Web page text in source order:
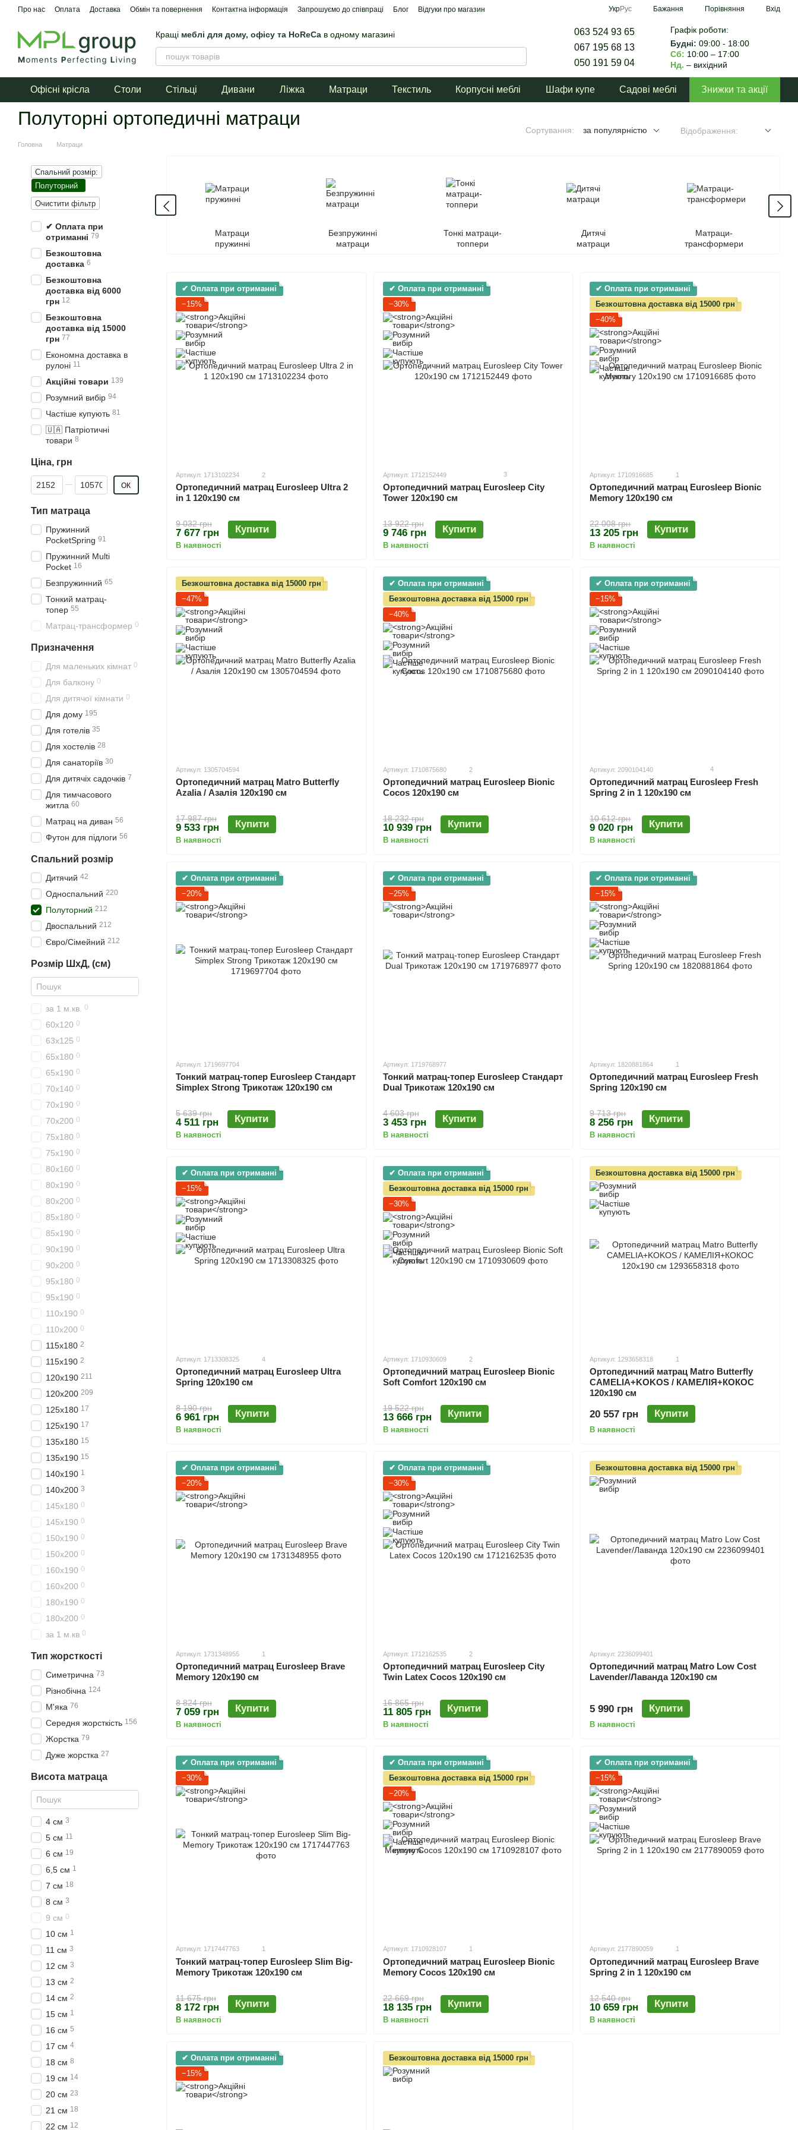
Перейти до основного контенту
Про нас Оплата Доставка Обмін та повернення Контактна інформація Запрошуємо до співпраці Блог Відгуки про магазин УкрРус Бажання Порівняння Вхід
Кращі меблі для дому, офісу та HoReCa в одному магазині
063 524 93 65
067 195 68 13
050 191 59 04
Графік роботи:
Будні: 09:00 - 18:00
Сб: 10:00 – 17:00
Нд. – вихідний
Офісні крісла Столи Стільці Дивани Ліжка Матраци Текстиль Корпусні меблі Шафи купе Садові меблі Знижки та акції
Полуторні ортопедичні матраци
Головна Матраци
Сортування: за популярністю Відображення:
Матраци
пружинні
Безпружинні
матраци
Тонкі матраци-
топпери
Дитячі
матраци
Матраци-
трансформери
✔ Оплата при отриманні
−15%
Артикул: 1713102234 2
Ортопедичний матрац Eurosleep Ultra 2
in 1 120х190 см
9 032 грн
7 677 грн Купити
В наявності
✔ Оплата при отриманні
−30%
Артикул: 1712152449 3
Ортопедичний матрац Eurosleep City
Tower 120х190 см
13 922 грн
9 746 грн Купити
В наявності
✔ Оплата при отриманні
Безкоштовна доставка від 15000 грн
−40%
Артикул: 1710916685 1
Ортопедичний матрац Eurosleep Bionic
Memory 120х190 см
22 008 грн
13 205 грн Купити
В наявності
Безкоштовна доставка від 15000 грн
−47%
Артикул: 1305704594
Ортопедичний матрац Matro Butterfly
Azalia / Азалія 120х190 см
17 987 грн
9 533 грн Купити
В наявності
✔ Оплата при отриманні
Безкоштовна доставка від 15000 грн
−40%
Артикул: 1710875680 2
Ортопедичний матрац Eurosleep Bionic
Cocos 120х190 см
18 232 грн
10 939 грн Купити
В наявності
✔ Оплата при отриманні
−15%
Артикул: 2090104140 4
Ортопедичний матрац Eurosleep Fresh
Spring 2 in 1 120х190 см
10 612 грн
9 020 грн Купити
В наявності
✔ Оплата при отриманні
−20%
Артикул: 1719697704
Тонкий матрац-топер Eurosleep Стандарт
Simplex Strong Трикотаж 120х190 см
5 639 грн
4 511 грн Купити
В наявності
✔ Оплата при отриманні
−25%
Артикул: 1719768977
Тонкий матрац-топер Eurosleep Стандарт
Dual Трикотаж 120х190 см
4 603 грн
3 453 грн Купити
В наявності
✔ Оплата при отриманні
−15%
Артикул: 1820881864 1
Ортопедичний матрац Eurosleep Fresh
Spring 120х190 см
9 713 грн
8 256 грн Купити
В наявності
✔ Оплата при отриманні
−15%
Артикул: 1713308325 4
Ортопедичний матрац Eurosleep Ultra
Spring 120х190 см
8 190 грн
6 961 грн Купити
В наявності
✔ Оплата при отриманні
Безкоштовна доставка від 15000 грн
−30%
Артикул: 1710930609 2
Ортопедичний матрац Eurosleep Bionic
Soft Comfort 120х190 см
19 522 грн
13 666 грн Купити
В наявності
Безкоштовна доставка від 15000 грн
Артикул: 1293658318 1
Ортопедичний матрац Matro Butterfly
CAMELIA+KOKOS / КАМЕЛІЯ+КОКОС
120х190 см
20 557 грн Купити
В наявності
✔ Оплата при отриманні
−20%
Артикул: 1731348955 1
Ортопедичний матрац Eurosleep Brave
Мemory 120х190 см
8 824 грн
7 059 грн Купити
В наявності
✔ Оплата при отриманні
−30%
Артикул: 1712162535 2
Ортопедичний матрац Eurosleep City
Twin Latex Cocos 120х190 см
16 865 грн
11 805 грн Купити
В наявності
Безкоштовна доставка від 15000 грн
Артикул: 2236099401
Ортопедичний матрац Matro Low Cost
Lavender/Лаванда 120х190 см
5 990 грн Купити
В наявності
✔ Оплата при отриманні
−30%
Артикул: 1717447763 1
Тонкий матрац-топер Eurosleep Slim Big-
Memory Трикотаж 120х190 см
11 675 грн
8 172 грн Купити
В наявності
✔ Оплата при отриманні
Безкоштовна доставка від 15000 грн
−20%
Артикул: 1710928107 1
Ортопедичний матрац Eurosleep Bionic
Memory Cocos 120х190 см
22 669 грн
18 135 грн Купити
В наявності
✔ Оплата при отриманні
−15%
Артикул: 2177890059 1
Ортопедичний матрац Eurosleep Brave
Spring 2 in 1 120х190 см
12 540 грн
10 659 грн Купити
В наявності
✔ Оплата при отриманні
−15%
Безкоштовна доставка від 15000 грн
Спальний розмір:
Полуторний
Очистити фільтр
✔ Оплата при
отриманні 79
Безкоштовна
доставка 6
Безкоштовна
доставка від 6000
грн 12
Безкоштовна
доставка від 15000
грн 77
Економна доставка в
рулоні 11
Акційні товари 139
Розумний вибір 94
Частіше купують 81
🇺🇦 Патріотичні
товари 8
Ціна, грн
Від Ціна, грн
До Ціна, грн
ОК
Тип матраца
Пружинний
PocketSpring 91
Пружинний Multi
Pocket 16
Безпружинний 65
Тонкий матрац-
топер 55
Матрац-трансформер 0
Призначення
Для маленьких кімнат 0
Для балкону 0
Для дитячої кімнати 0
Для дому 195
Для готелів 35
Для хостелів 28
Для санаторіїв 30
Для дитячіх садочків 7
Для тимчасового
житла 60
Матрац на диван 56
Футон для підлоги 56
Спальний розмір
Дитячий 42
Односпальний 220
Полуторний 212
Двоспальний 212
Євро/Сімейний 212
Розмір ШхД, (см)
за 1 м.кв. 0
60х120 0
63х125 0
65х180 0
65х190 0
70х140 0
70х190 0
70х200 0
75х180 0
75х190 0
80х160 0
80х190 0
80х200 0
85х180 0
85х190 0
90х190 0
90х200 0
95х180 0
95х190 0
110х190 0
110х200 0
115х180 2
115х190 2
120х190 211
120х200 209
125х180 17
125х190 17
135х180 15
135х190 15
140х190 1
140х200 3
145х180 0
145х190 0
150х190 0
150х200 0
160х190 0
160х200 0
180х190 0
180х200 0
за 1 м.кв 0
Тип жорсткості
Симетрична 73
Різнобічна 124
М'яка 76
Середня жорсткість 156
Жорстка 79
Дуже жорстка 27
Висота матраца
4 см 3
5 см 11
6 см 19
6,5 см 1
7 см 18
8 см 3
9 см 0
10 см 1
11 см 3
12 см 3
13 см 2
14 см 2
15 см 1
16 см 5
17 см 4
18 см 8
19 см 14
20 см 23
21 см 18
22 см 12